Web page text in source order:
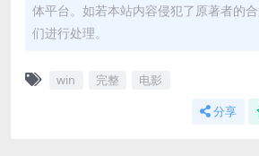
体平台。如若本站内容侵犯了原著者的
们进行处理。
win 完整 电影
分享